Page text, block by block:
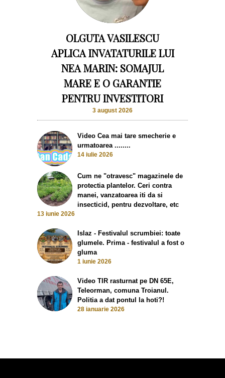
OLGUTA VASILESCU
APLICA INVATATURILE LUI
NEA MARIN: SOMAJUL
MARE E O GARANTIE
PENTRU INVESTITORI
3 august 2026
Video Cea mai tare smecherie e
urmatoarea ........
14 iulie 2026
Cum ne "otravesc" magazinele de
protectia plantelor. Ceri contra
manei, vanzatoarea iti da si
insecticid, pentru dezvoltare, etc
13 iunie 2026
Islaz - Festivalul scrumbiei: toate
glumele. Prima - festivalul a fost o
gluma
1 iunie 2026
Video TIR rasturnat pe DN 65E,
Teleorman, comuna Troianul.
Politia a dat pontul la hoti?!
28 ianuarie 2026